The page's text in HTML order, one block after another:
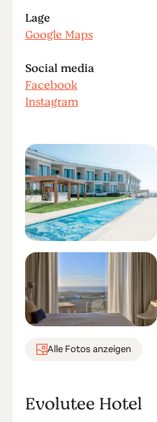
Lage
Google Maps
Social media
Facebook
Instagram
Alle Fotos anzeigen
Evolutee Hotel